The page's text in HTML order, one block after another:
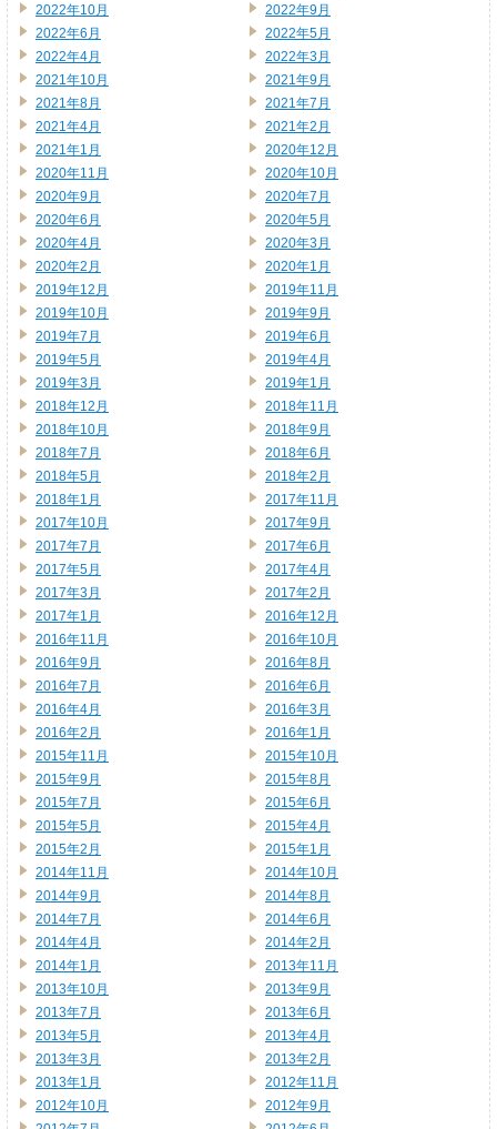
2022年10月
2022年9月
2022年6月
2022年5月
2022年4月
2022年3月
2021年10月
2021年9月
2021年8月
2021年7月
2021年4月
2021年2月
2021年1月
2020年12月
2020年11月
2020年10月
2020年9月
2020年7月
2020年6月
2020年5月
2020年4月
2020年3月
2020年2月
2020年1月
2019年12月
2019年11月
2019年10月
2019年9月
2019年7月
2019年6月
2019年5月
2019年4月
2019年3月
2019年1月
2018年12月
2018年11月
2018年10月
2018年9月
2018年7月
2018年6月
2018年5月
2018年2月
2018年1月
2017年11月
2017年10月
2017年9月
2017年7月
2017年6月
2017年5月
2017年4月
2017年3月
2017年2月
2017年1月
2016年12月
2016年11月
2016年10月
2016年9月
2016年8月
2016年7月
2016年6月
2016年4月
2016年3月
2016年2月
2016年1月
2015年11月
2015年10月
2015年9月
2015年8月
2015年7月
2015年6月
2015年5月
2015年4月
2015年2月
2015年1月
2014年11月
2014年10月
2014年9月
2014年8月
2014年7月
2014年6月
2014年4月
2014年2月
2014年1月
2013年11月
2013年10月
2013年9月
2013年7月
2013年6月
2013年5月
2013年4月
2013年3月
2013年2月
2013年1月
2012年11月
2012年10月
2012年9月